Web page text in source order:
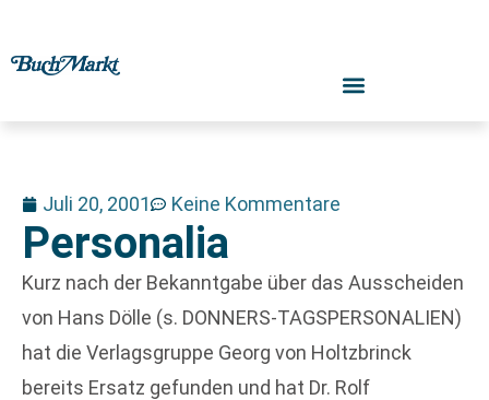
Juli 20, 2001 Keine Kommentare
Personalia
Kurz nach der Bekanntgabe über das Ausscheiden
von Hans Dölle (s. DONNERS-TAGSPERSONALIEN)
hat die Verlagsgruppe Georg von Holtzbrinck
bereits Ersatz gefunden und hat Dr. Rolf